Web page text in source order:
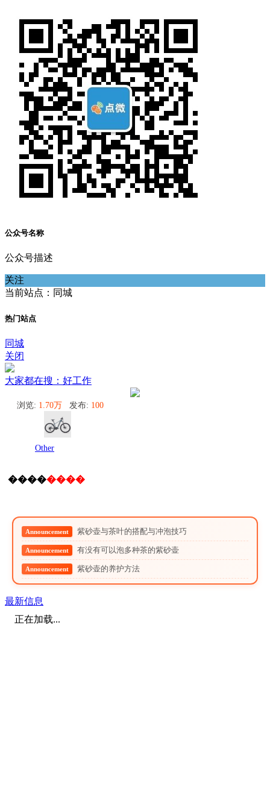
公众号名称
公众号描述
关注
当前站点：同城
热门站点
同城
关闭
大家都在搜：好工作
浏览: 1.70万 发布: 100
Other
��������
Announcement 紫砂壶与茶叶的搭配与冲泡技巧
Announcement 有没有可以泡多种茶的紫砂壶
Announcement 紫砂壶的养护方法
最新信息
正在加载...